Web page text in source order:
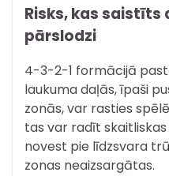
Risks, kas saistīts
pārslodzi
4-3-2-1 formācijā
laukuma daļās, īpaši
zonās, var rasties
tas var radīt
novest pie līdzsvara
zonas neaizsargātas.